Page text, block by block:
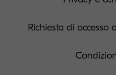
Richiesta di accesso